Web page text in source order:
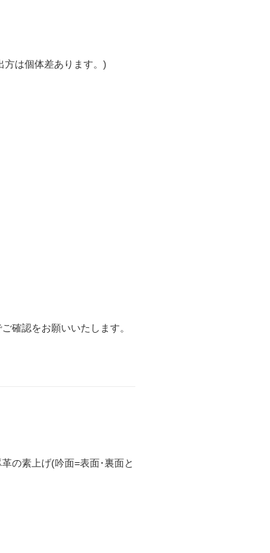
は個体差あります。)
確認をお願いいたします。
の素上げ(吟面=表面･裏面と